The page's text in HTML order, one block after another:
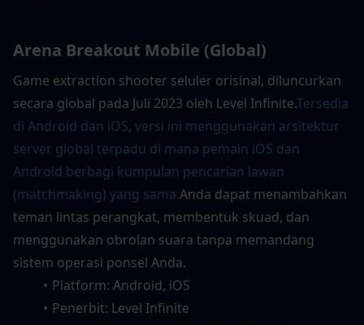
Arena Breakout Mobile (Global)
Game extraction shooter seluler orisinal, diluncurkan
secara global pada Juli 2023 oleh Level Infinite.Tersedia
di Android dan iOS, versi ini menggunakan arsitektur
server global terpadu di mana pemain iOS dan
Android berbagi kumpulan pencarian lawan
(matchmaking) yang sama.Anda dapat menambahkan
teman lintas perangkat, membentuk skuad, dan
menggunakan obrolan suara tanpa memandang
sistem operasi ponsel Anda.
Platform: Android, iOS
Penerbit: Level Infinite